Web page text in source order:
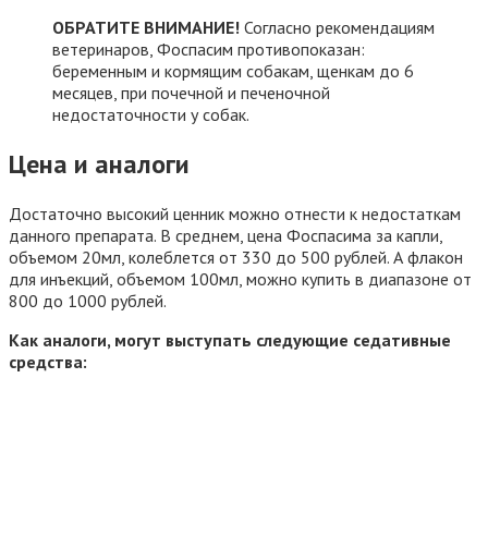
ОБРАТИТЕ ВНИМАНИЕ! Согласно рекомендациям
ветеринаров, Фоспасим противопоказан:
беременным и кормящим собакам, щенкам до 6
месяцев, при почечной и печеночной
недостаточности у собак.
Цена и аналоги
Достаточно высокий ценник можно отнести к недостаткам
данного препарата. В среднем, цена Фоспасима за капли,
объемом 20мл, колеблется от 330 до 500 рублей. А флакон
для инъекций, объемом 100мл, можно купить в диапазоне от
800 до 1000 рублей.
Как аналоги, могут выступать следующие седативные
средства: